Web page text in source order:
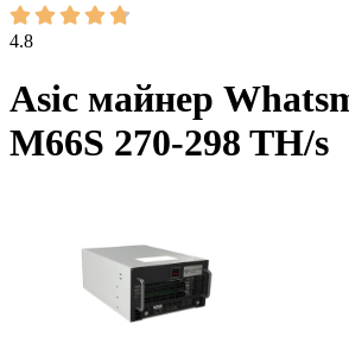
4.8
Asic майнер
M66S 270-298 TH/s